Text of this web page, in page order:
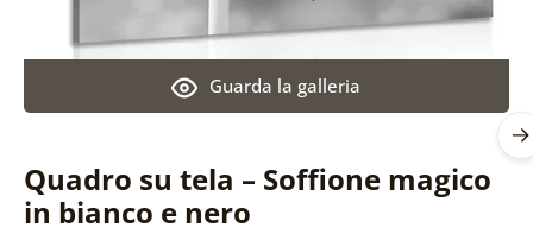
Quadro su tela – Soffione magico
in bianco e nero
Guarda la galleria